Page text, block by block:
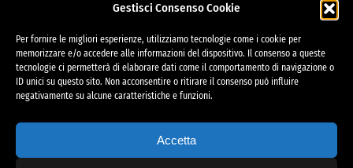
Gestisci Consenso Cookie
Per fornire le migliori esperienze, utilizziamo tecnologie come i cookie per
memorizzare e/o accedere alle informazioni del dispositivo. Il consenso a queste
tecnologie ci permetterà di elaborare dati come il comportamento di navigazione o
ID unici su questo sito. Non acconsentire o ritirare il consenso può influire
negativamente su alcune caratteristiche e funzioni.
Accetta
Bandi di gara
Responsabile protezione dati (RPD)